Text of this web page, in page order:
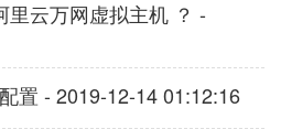
里云万网虚拟主机 ？ -
置 - 2019-12-14 01:12:16